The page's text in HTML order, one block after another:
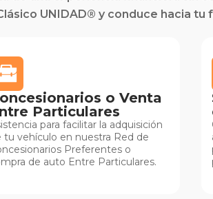
UNIDAD®️ y conduce hacia tu
o Venta
Particulares
para facilitar la adquisición
tu vehículo en nuestra Red de
Preferentes o
de auto Entre Particulares.